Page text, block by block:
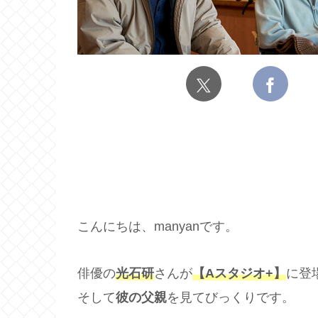
こんにちは、manyanです。
俳優の光石研さんが【Aスタジオ+】に登
そして彼の父親を見てびっくりです。